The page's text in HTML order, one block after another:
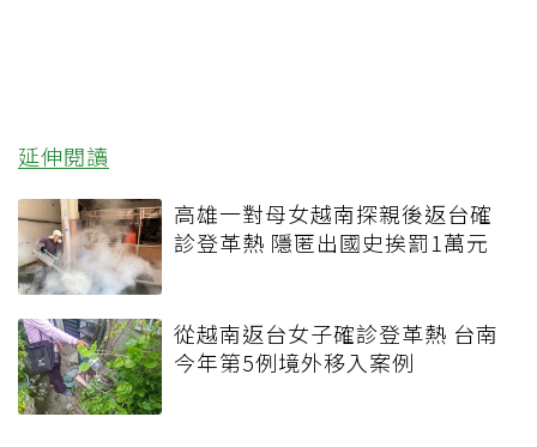
延伸閱讀
高雄一對母女越南探親後返台確
診登革熱 隱匿出國史挨罰1萬元
從越南返台女子確診登革熱 台南
今年第5例境外移入案例